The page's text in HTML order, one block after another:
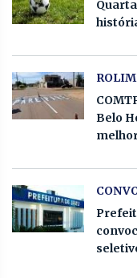
Belo